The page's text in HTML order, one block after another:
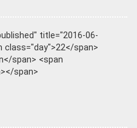
title="2016-06-
class="day">22</span>
span> <span
span>